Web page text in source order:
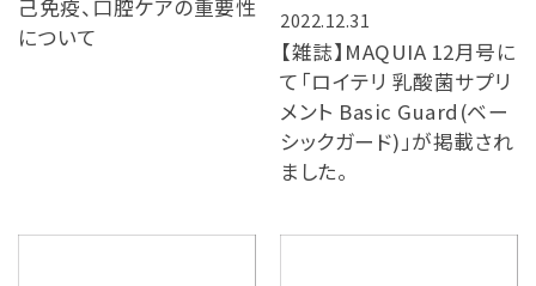
己免疫、口腔ケアの重要性
について
2022.12.31
【雑誌】MAQUIA 12月号に
て「ロイテリ 乳酸菌サプリ
メント Basic Guard(ベー
シックガード)」が掲載され
ました。